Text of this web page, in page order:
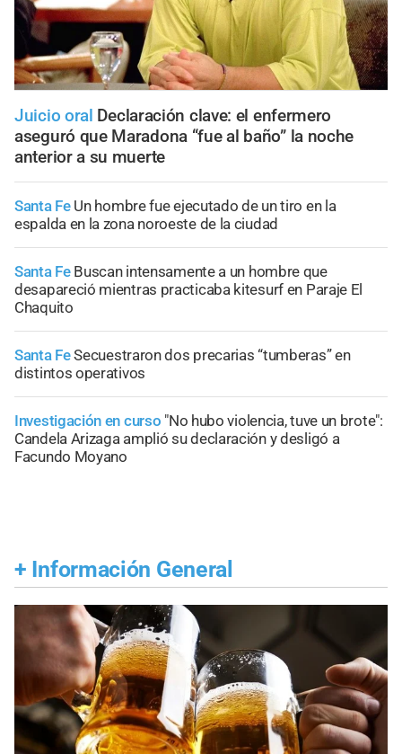
Juicio oral Declaración clave: el enfermero
aseguró que Maradona “fue al baño” la noche
anterior a su muerte
Santa Fe Un hombre fue ejecutado de un tiro en la
espalda en la zona noroeste de la ciudad
Santa Fe Buscan intensamente a un hombre que
desapareció mientras practicaba kitesurf en Paraje El
Chaquito
Santa FeSecuestraron dos precarias “tumberas” en
distintos operativos
Investigación en curso "No hubo violencia, tuve un brote":
Candela Arizaga amplió su declaración y desligó a
Facundo Moyano
+ Información General